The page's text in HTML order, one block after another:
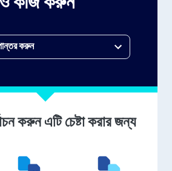
করুন এটি চেষ্টা করার জন্য